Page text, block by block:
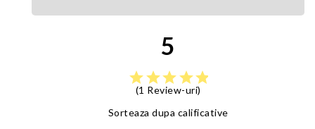
5
starstarstarstarstar
(1 Review-uri)
Sorteaza dupa calificative